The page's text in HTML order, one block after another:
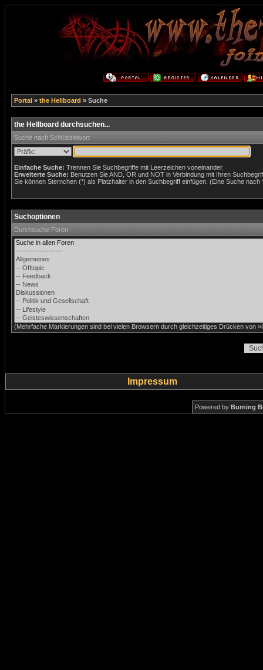
Portal » the Hellboard » Suche
the Hellboard durchsuchen...
Suche nach Schlüsselwort
Einfache Suche: Trennen Sie Suchbegriffe mit Leerzeichen voneinander.
Erweiterte Suche: Benutzen Sie AND, OR und NOT in Verbindung mit Ihren
Sie können Sternchen (*) als Platzhalter in den Suchbegriff einfügen. (Eine Suche
Suchoptionen
Durchsuche Foren
(Mehrfache Markierungen sind bei vielen Browsern durch gleichzeitiges Drücken von
Impressum
Powered by Burning